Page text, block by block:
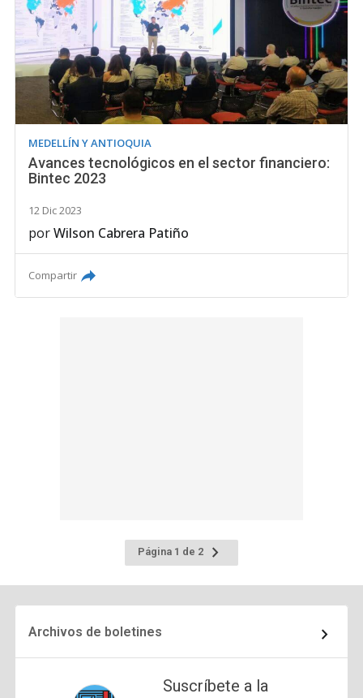
MEDELLÍN Y ANTIOQUIA
Avances tecnológicos en el sector financiero:
Bintec 2023
12 Dic 2023
porWilson Cabrera Patiño
Compartir
Página 1 de 2
Ir
a
Archivos de boletines
Suscríbete a la